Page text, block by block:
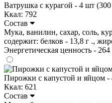
Ватрушка с курагой - 4 шт (300
Ккал: 792
Состав
Мука, ванилин, сахар, соль,
содержит: белков - 13,8 г .,
Энергетическая ценность - 264
Пирожки с капустой и яйцом -
Ккал: 621
Состав